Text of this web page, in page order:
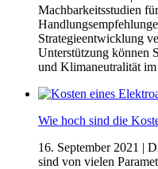
Machbarkeitsstudien
Strategieentwicklung
Unterstützung können
und Klimaneutralität
Wie hoch sind die
16. September 2021 |
sind von vielen